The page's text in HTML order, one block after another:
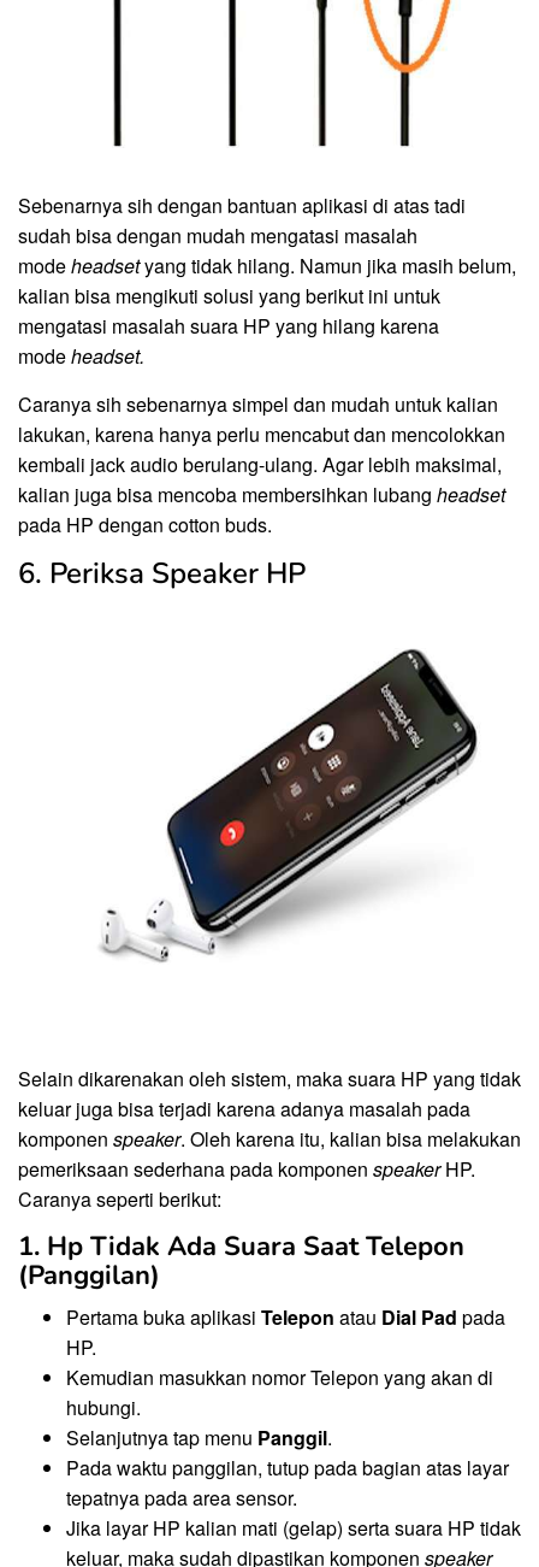
Sebenarnya sih dengan bantuan aplikasi di atas tadi
sudah bisa dengan mudah mengatasi masalah
modeheadsetyang tidak hilang. Namun jika masih belum,
kalian bisa mengikuti solusi yang berikut ini untuk
mengatasi masalah suara HP yang hilang karena
modeheadset.
Caranya sih sebenarnya simpel dan mudah untuk kalian
lakukan, karena hanya perlu mencabut dan mencolokkan
kembali jack audio berulang-ulang. Agar lebih maksimal,
kalian juga bisa mencoba membersihkan lubang headset
pada HP dengan cotton buds.
6. Periksa Speaker HP
Selain dikarenakan oleh sistem, maka suara HP yang tidak
keluar juga bisa terjadi karena adanya masalah pada
komponen speaker. Oleh karena itu, kalian bisa melakukan
pemeriksaan sederhana pada komponen speakerHP.
Caranya seperti berikut:
1. Hp Tidak Ada Suara Saat Telepon
(Panggilan)
Pertama buka aplikasi Telepon atau Dial Pad pada
HP.
Kemudian masukkan nomor Telepon yang akan di
hubungi.
Selanjutnya tap menu Panggil.
Pada waktu panggilan, tutup pada bagian atas layar
tepatnya pada area sensor.
Jika layar HP kalian mati (gelap) serta suara HP tidak
keluar, maka sudah dipastikan komponen speaker